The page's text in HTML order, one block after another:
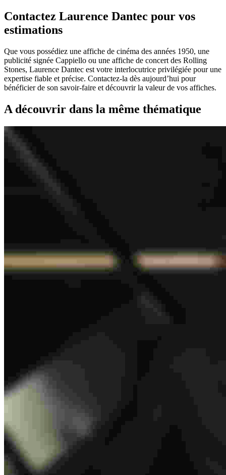
Contactez Laurence Dantec pour vos
estimations
Que vous possédiez une affiche de cinéma des années 1950, une
publicité signée Cappiello ou une affiche de concert des Rolling
Stones, Laurence Dantec est votre interlocutrice privilégiée pour une
expertise fiable et précise. Contactez-la dès aujourd’hui pour
bénéficier de son savoir-faire et découvrir la valeur de vos affiches.
A découvrir dans la même thématique